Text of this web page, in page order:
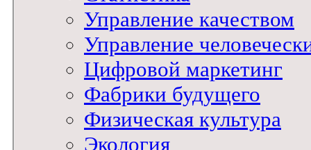
Управление качеством
Управление
Цифровой маркетинг
Фабрики будущего
Физическая культура
Экология